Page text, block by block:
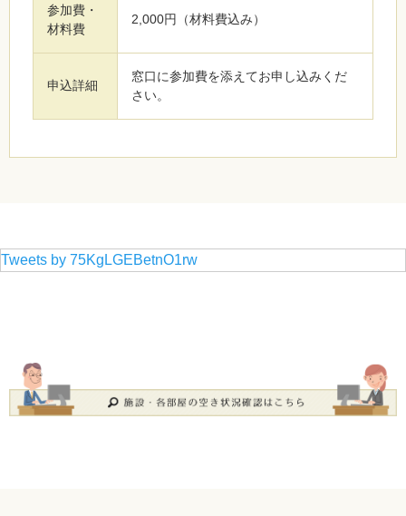
参加費・
材料費
2,000円（材料費込み）
申込詳細
窓口に参加費を添えてお申し込みくだ
さい。
Tweets by 75KgLGEBetnO1rw